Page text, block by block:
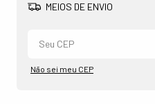
MEIOS DE ENVIO
Não sei meu CEP